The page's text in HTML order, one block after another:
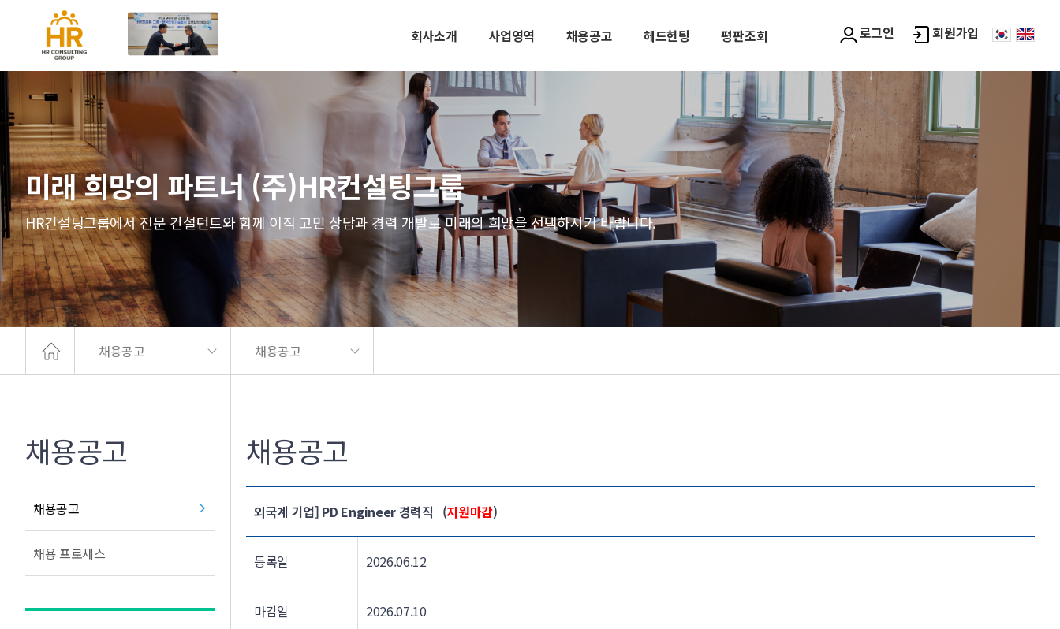
회사소개 사업영역 채용공고 헤드헌팅 평판조회 로그인 회원가입
미래 희망의 파트너 (주)HR컨설팅그룹
HR컨설팅그룹에서 전문 컨설턴트와 함께 이직 고민 상담과 경력 개발로 미래의 희망을 선택하시기 바랍니다.
채용공고 채용공고
채용공고
채용공고
채용 프로세스
채용공고
외국계 기업] PD Engineer 경력직 (지원마감)
등록일 2026.06.12
마감일 2026.07.10